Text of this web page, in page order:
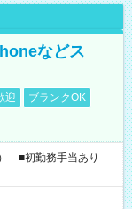
などス
迎
ブランクOK
■初勤務手当あり